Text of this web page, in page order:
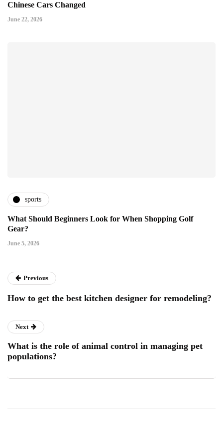
Chinese Cars Changed
June 22, 2026
sports
What Should Beginners Look for When Shopping Golf
Gear?
June 5, 2026
Previous
How to get the best kitchen designer for remodeling?
Next
What is the role of animal control in managing pet
populations?